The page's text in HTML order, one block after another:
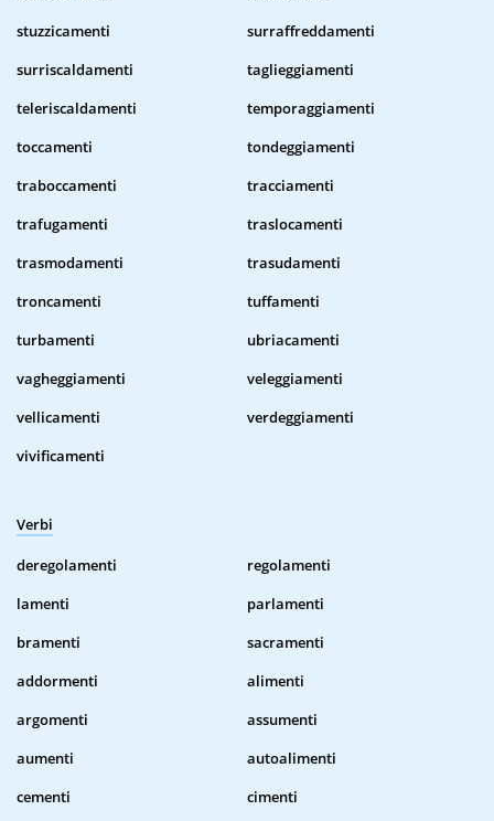
stuzzicamenti
surraffreddamenti
surriscaldamenti
taglieggiamenti
teleriscaldamenti
temporaggiamenti
toccamenti
tondeggiamenti
traboccamenti
tracciamenti
trafugamenti
traslocamenti
trasmodamenti
trasudamenti
troncamenti
tuffamenti
turbamenti
ubriacamenti
vagheggiamenti
veleggiamenti
vellicamenti
verdeggiamenti
vivificamenti
Verbi
deregolamenti
regolamenti
lamenti
parlamenti
bramenti
sacramenti
addormenti
alimenti
argomenti
assumenti
aumenti
autoalimenti
cementi
cimenti